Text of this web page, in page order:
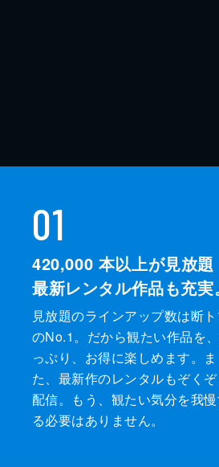
01
420,000 本以上が見放題
最新レンタル作品も充実
見放題のラインアップ数は断
のNo.1。だから観たい作品を
っぷり、お得に楽しめます。ま
た、最新作のレンタルもぞくぞ
配信。もう、観たい気分を我
る必要はありません。